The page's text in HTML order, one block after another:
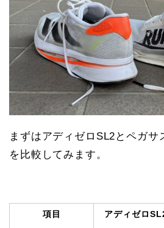
まずはアディゼロSL2とペガサ
を比較してみます。
項目 アディゼロ